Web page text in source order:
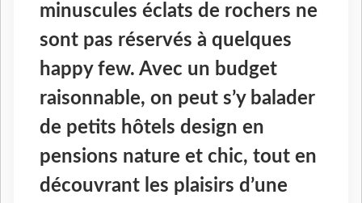
minuscules éclats de rochers ne
sont pas réservés à quelques
happy few. Avec un budget
raisonnable, on peut s’y balader
de petits hôtels design en
pensions nature et chic, tout en
découvrant les plaisirs d’une